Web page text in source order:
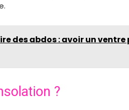
des abdos : avoir un
?